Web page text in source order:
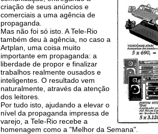
criação de seus anúncios e
comerciais a uma agência de
propaganda.
Mas não foi só isto. A Tele-Rio
também deu à agência, no caso a
Artplan, uma coisa muito
importante em propaganda: a
liberdade de propor e finalizar
trabalhos realmente ousados e
inteligentes. O resultado vem
naturalmente, através da atenção
dos leitores.
Por tudo isto, ajudando a elevar o
nível da propaganda impressa de
varejo, a Tele-Rio recebe a
homenagem como a "Melhor da Semana".